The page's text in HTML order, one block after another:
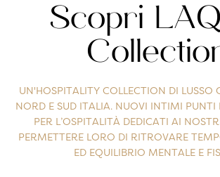
Scopri
UN'HOSPITALITY COLLECTION DI LUSSO
NORD E SUD ITALIA. NUOVI INTIMI PUNTI
PER L’OSPITALITÀ DEDICATI AI
PERMETTERE LORO DI RITROVARE
ED EQUILIBRIO MENTALE E